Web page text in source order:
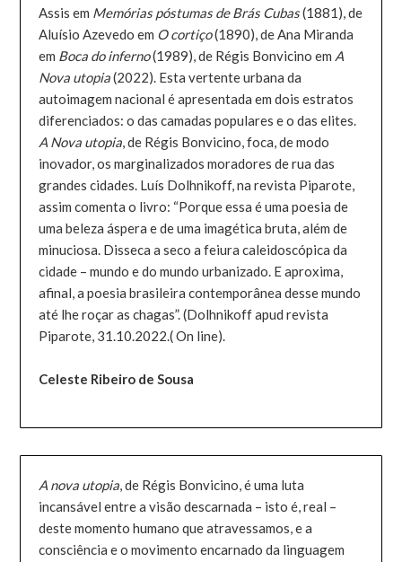
Assis em Memórias póstumas de Brás Cubas(1881), de
Aluísio Azevedo em O cortiço(1890), de Ana Miranda
em Boca do inferno(1989), de Régis Bonvicino em A
Nova utopia(2022). Esta vertente urbana da
autoimagem nacional é apresentada em dois estratos
diferenciados: o das camadas populares e o das elites.
A Nova utopia, de Régis Bonvicino, foca, de modo
inovador, os marginalizados moradores de rua das
grandes cidades. Luís Dolhnikoff, na revista Piparote,
assim comenta o livro: “Porque essa é uma poesia de
uma beleza áspera e de uma imagética bruta, além de
minuciosa. Disseca a seco a feiura caleidoscópica da
cidade – mundo e do mundo urbanizado. E aproxima,
afinal, a poesia brasileira contemporânea desse mundo
até lhe roçar as chagas”. (Dolhnikoff apud revista
Piparote, 31.10.2022.( On line).
Celeste Ribeiro de Sousa
A nova utopia, de Régis Bonvicino, é uma luta
incansável entre a visão descarnada – isto é, real –
deste momento humano que atravessamos, e a
consciência e o movimento encarnado da linguagem